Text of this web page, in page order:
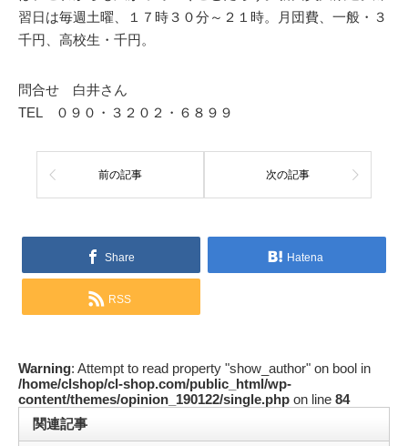
習日は毎週土曜、１７時３０分～２１時。月団費、一般・３
千円、高校生・千円。
問合せ 白井さん
TEL ０９０・３２０２・６８９９
前の記事 次の記事
Share Hatena
RSS
Warning: Attempt to read property "show_author" on bool in
/home/clshop/cl-shop.com/public_html/wp-
content/themes/opinion_190122/single.php on line 84
関連記事